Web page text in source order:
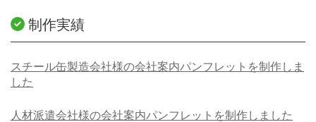
制作実績
スチール缶製造会社様の会社案内パンフレットを制作しま
した
人材派遣会社様の会社案内パンフレットを制作しました